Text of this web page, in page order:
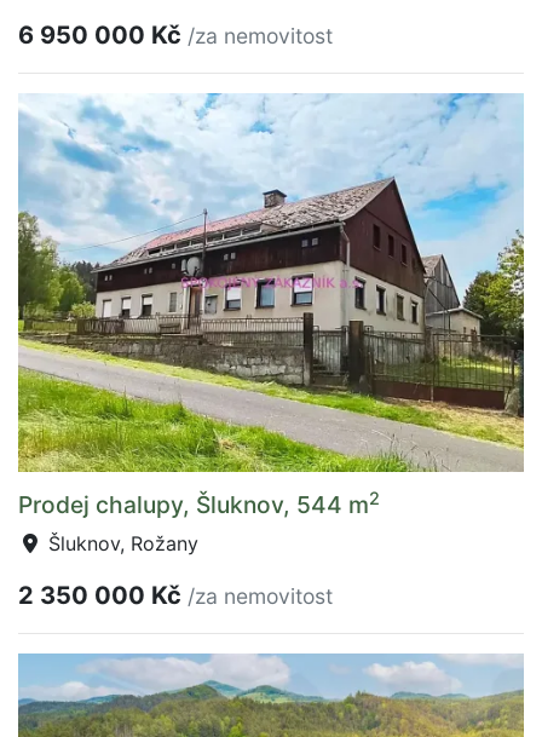
6 950 000 Kč /za nemovitost
Prodej chalupy, Šluknov, 544 m2
Šluknov, Rožany
2 350 000 Kč /za nemovitost